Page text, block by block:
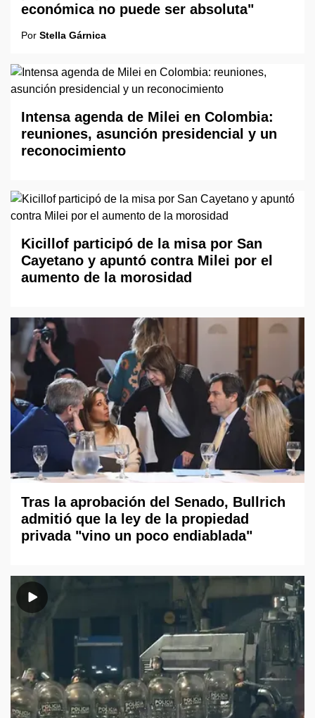
económica no puede ser absoluta"
Por Stella Gárnica
Intensa agenda de Milei en Colombia:
reuniones, asunción presidencial y un
reconocimiento
Kicillof participó de la misa por San
Cayetano y apuntó contra Milei por el
aumento de la morosidad
Tras la aprobación del Senado, Bullrich
admitió que la ley de la propiedad
privada "vino un poco endiablada"